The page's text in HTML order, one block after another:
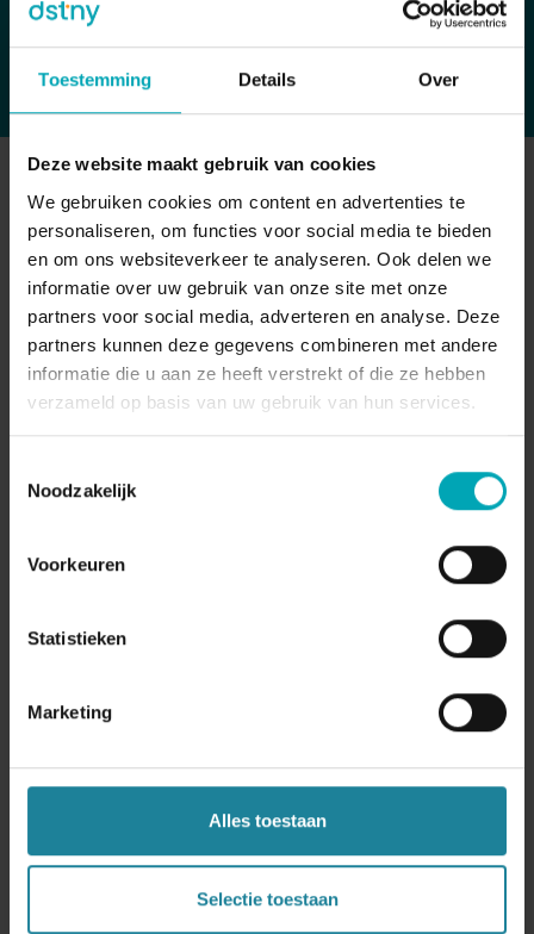
Toestemming Details Over
Deze website maakt gebruik van cookies
We gebruiken cookies om content en advertenties te
personaliseren, om functies voor social media te bieden
en om ons websiteverkeer te analyseren. Ook delen we
informatie over uw gebruik van onze site met onze
partners voor social media, adverteren en analyse. Deze
partners kunnen deze gegevens combineren met andere
informatie die u aan ze heeft verstrekt of die ze hebben
verzameld op basis van uw gebruik van hun services.
Noodzakelijk
Voorkeuren
Statistieken
Marketing
Alles toestaan
Selectie toestaan
Le choix intelligent pour votre réseau
d’entreprise
Prise en charge complète
réseau professionnel privé. Nous prenons
un service managé, afin que vous puissiez
vous concentrer sur les besoins numériques